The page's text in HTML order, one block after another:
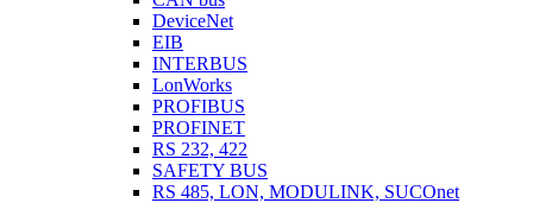
DeviceNet
EIB
INTERBUS
LonWorks
PROFIBUS
PROFINET
RS 232, 422
SAFETY BUS
RS 485, LON, MODULINK, SUCOnet